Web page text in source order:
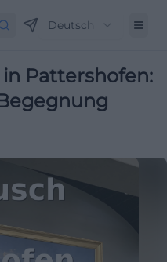
Deutsch
Pattershofen: